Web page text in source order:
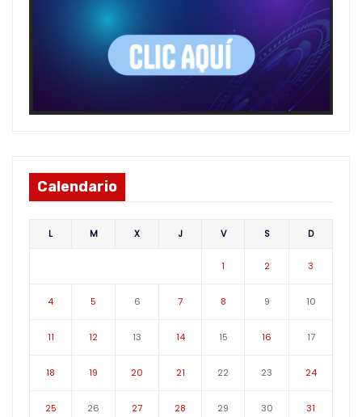
Calendario
L M X J V S D
1 2 3
4 5 6 7 8 9 10
11 12 13 14 15 16 17
18 19 20 21 22 23 24
25 26 27 28 29 30 31